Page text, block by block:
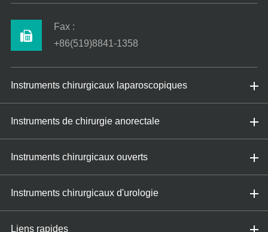
Fax :
+86(519)8841-1358
Instruments chirurgicaux laparoscopiques
Instruments de chirurgie anorectale
Instruments chirurgicaux ouverts
Instruments chirurgicaux d'urologie
Liens rapides